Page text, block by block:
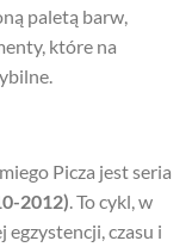
paletą barw,
które na
Picza jest seria
2012) . To cykl, w
czasu i